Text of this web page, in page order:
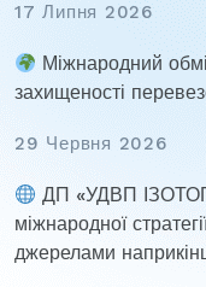
17 Липня 2026
Міжнародний
захищеності
29 Червня 2026
ДП «УДВП
міжнародної
джерелами